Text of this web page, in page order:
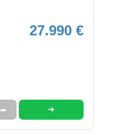
27.990 €
➦ ➜